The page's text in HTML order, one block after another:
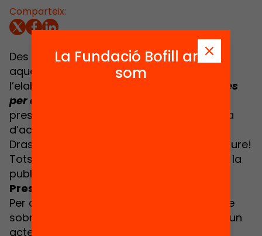
Comparteix:
Des d’Educació 360 hem volgut respondre
aquesta pregunta i ho hem fet amb
l’elaboració de la publicació
Competències
per a la vida en el lleure educatiu
presentarem el proper 7 de maig, a la Sala
d’actes de Rosa Sensat (Avda. de les
Drassanes 3, Barcelona) i ja t’hi pots inscriure!
Tots els assistents rebran un exemplar de la
publicació.
Presentació i diàleg
Per a conèixer millor la publicació i debatre
sobre els seus continguts, hem dissenyat un
acte amb dues parts molt diferenciades.
La Fundació Bofill ara
som